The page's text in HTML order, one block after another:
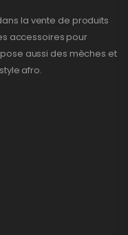
la vente de produits
accessoires pour
aussi des mèches et
afro.